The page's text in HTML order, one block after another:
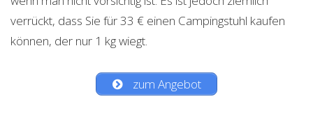
verrückt, dass Sie für 33 € einen Campingstuhl kaufen
können, der nur 1 kg wiegt.
zum Angebot